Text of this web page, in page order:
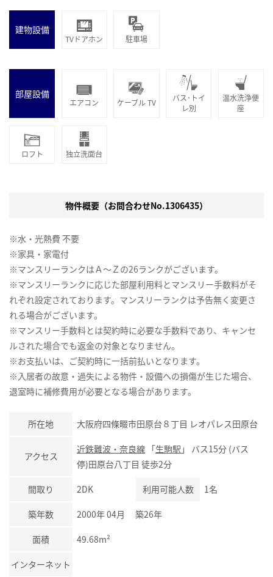
建物設備
TVドアホン 駐車場
部屋設備
エアコン ケーブル TV
バス･トイ
レ別
温水洗浄便
座
ロフト 独立洗面台
物件概要（お問合わせNo.1306435）
※水・光熱費 不要
※家具・家電付
※マンスリーランクはＡ～Ｚの26ランクがございます。
※マンスリーランクに応じた部屋利用料とマンスリー手数料がそ
れぞれ設定されております。マンスリーランクは予告無く変更さ
れる場合がございます。
※マンスリー手数料とは契約時に必要な手数料であり、キャンセ
ルされた場合でも返金の対象となりません。
※お支払いは、ご契約時に一括前払いとなります。
※入居者の故意・過失による物件・設備への損傷が生じた場合、
退室時に補修費用が必要となる場合があります。
所在地 大阪府四條畷市田原台８丁目 レオパレス田原台
アクセス
近鉄難波・奈良線 「生駒駅 」 バス15分 (バス
停)田原台八丁目 徒歩2分
間取り 2DK 利用可能人数 1名
築年数 2000年 04月 築26年
面積 49.68m²
インターネット